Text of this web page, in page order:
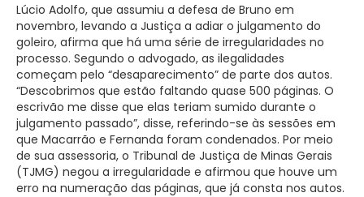
Lúcio Adolfo, que assumiu a defesa de Bruno em
novembro, levando a Justiça a adiar o julgamento do
goleiro, afirma que há uma série de irregularidades no
processo. Segundo o advogado, as ilegalidades
começam pelo “desaparecimento” de parte dos autos.
“Descobrimos que estão faltando quase 500 páginas. O
escrivão me disse que elas teriam sumido durante o
julgamento passado”, disse, referindo-se às sessões em
que Macarrão e Fernanda foram condenados. Por meio
de sua assessoria, o Tribunal de Justiça de Minas Gerais
(TJMG) negou a irregularidade e afirmou que houve um
erro na numeração das páginas, que já consta nos autos.